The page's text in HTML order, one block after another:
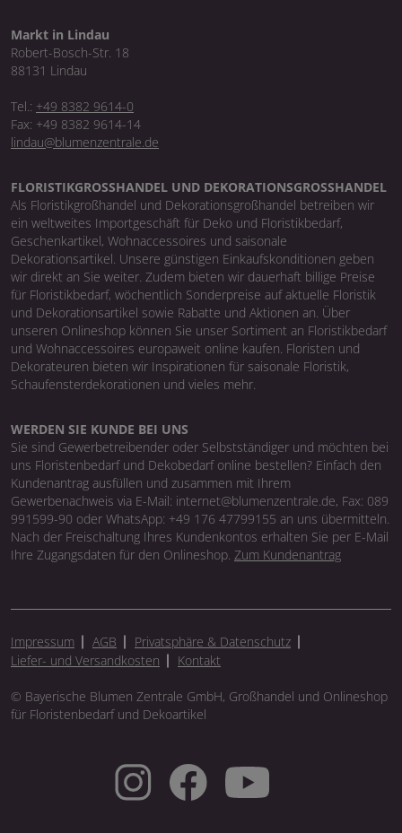
Markt in Lindau
Robert-Bosch-Str. 18
88131 Lindau
Tel.: +49 8382 9614-0
Fax: +49 8382 9614-14
lindau@blumenzentrale.de
FLORISTIKGROSSHANDEL UND DEKORATIONSGROSSHANDEL
Als Floristikgroßhandel und Dekorationsgroßhandel betreiben wir
ein weltweites Importgeschäft für Deko und Floristikbedarf,
Geschenkartikel, Wohnaccessoires und saisonale
Dekorationsartikel. Unsere günstigen Einkaufskonditionen geben
wir direkt an Sie weiter. Zudem bieten wir dauerhaft billige Preise
für Floristikbedarf, wöchentlich Sonderpreise auf aktuelle Floristik
und Dekorationsartikel sowie Rabatte und Aktionen an. Über
unseren Onlineshop können Sie unser Sortiment an Floristikbedarf
und Wohnaccessoires europaweit online kaufen. Floristen und
Dekorateuren bieten wir Inspirationen für saisonale Floristik,
Schaufensterdekorationen und vieles mehr.
WERDEN SIE KUNDE BEI UNS
Sie sind Gewerbetreibender oder Selbstständiger und möchten bei
uns Floristenbedarf und Dekobedarf online bestellen? Einfach den
Kundenantrag ausfüllen und zusammen mit Ihrem
Gewerbenachweis via E-Mail: internet@blumenzentrale.de, Fax: 089
991599-90 oder WhatsApp: +49 176 47799155 an uns übermitteln.
Nach der Freischaltung Ihres Kundenkontos erhalten Sie per E-Mail
Ihre Zugangsdaten für den Onlineshop. Zum Kundenantrag
Impressum AGB
Privatsphäre & Datenschutz
Liefer- und Versandkosten
Kontakt
© Bayerische Blumen Zentrale GmbH, Großhandel und Onlineshop
für Floristenbedarf und Dekoartikel